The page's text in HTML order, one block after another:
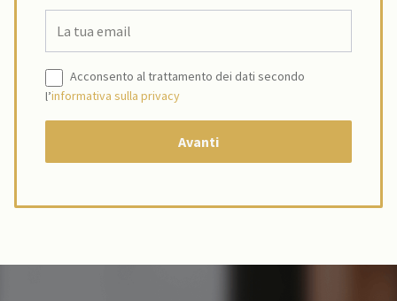
Acconsento al trattamento dei dati secondo
l’informativa sulla privacy